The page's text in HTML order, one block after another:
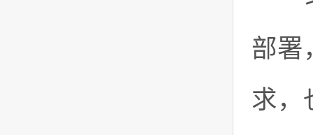
部署
求，